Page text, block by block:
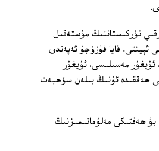
تۈركىستاننىڭ مۇستەقىل
ئېيتتى. قايا قۇزۇجۇ ئەپەندى
مەسىلىسى، ئۇيغۇر
ھەققىدە ئۇنىڭ بىلەن سۆھبەت
بۇ ھەقتىكى مەلۇماتىمىزنىڭ